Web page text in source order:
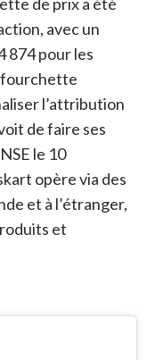
avec un
874 pour les
fourchette
l’attribution
de faire ses
le 10
opère via des
et à l’étranger,
et